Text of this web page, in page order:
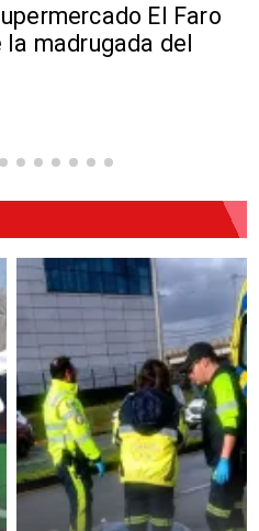
El Faro
la madrugada del